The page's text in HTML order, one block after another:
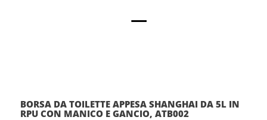
BORSA DA TOILETTE APPESA SHANGHAI DA 5L IN
RPU CON MANICO E GANCIO, ATB002